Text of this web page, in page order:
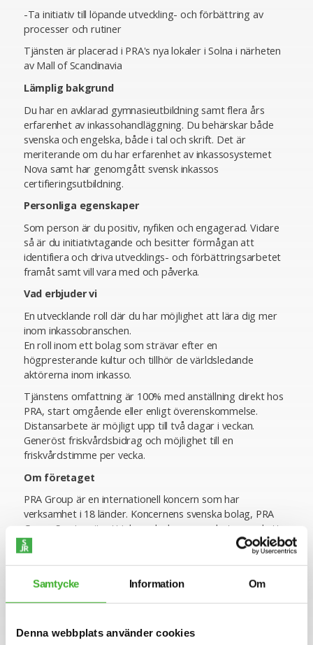
Samtycke Information Om
Denna webbplats använder cookies
-Ta initiativ till löpande utveckling- och förbättring av
processer och rutiner
Tjänsten är placerad i PRA's nya lokaler i Solna i närheten
av Mall of Scandinavia
Lämplig bakgrund
Du har en avklarad gymnasieutbildning samt flera års
erfarenhet av inkassohandläggning. Du behärskar både
svenska och engelska, både i tal och skrift. Det är
meriterande om du har erfarenhet av inkassosystemet
Nova samt har genomgått svensk inkassos
certifieringsutbildning.
Personliga egenskaper
Som person är du positiv, nyfiken och engagerad. Vidare
så är du initiativtagande och besitter förmågan att
identifiera och driva utvecklings- och förbättringsarbetet
framåt samt vill vara med och påverka.
Vad erbjuder vi
En utvecklande roll där du har möjlighet att lära dig mer
inom inkassobranschen.
En roll inom ett bolag som strävar efter en
högpresterande kultur och tillhör de världsledande
aktörerna inom inkasso.
Tjänstens omfattning är 100% med anställning direkt hos
PRA, start omgående eller enligt överenskommelse.
Distansarbete är möjligt upp till två dagar i veckan.
Generöst friskvårdsbidrag och möjlighet till en
friskvårdstimme per vecka.
Om företaget
PRA Group är en internationell koncern som har
verksamhet i 18 länder. Koncernens svenska bolag, PRA
Group Sverige, är ett inkassobolag som arbetar med ett
långsiktigt fokus och som värderar kundvård högt.
Ansökan
I denna rekrytering samarbetar PRA Group med SJR. För
mer information är du välkommen att kontakta ansvarig
Urvalsarbetet påbörjas vecka 1, 2024 och därefter sker